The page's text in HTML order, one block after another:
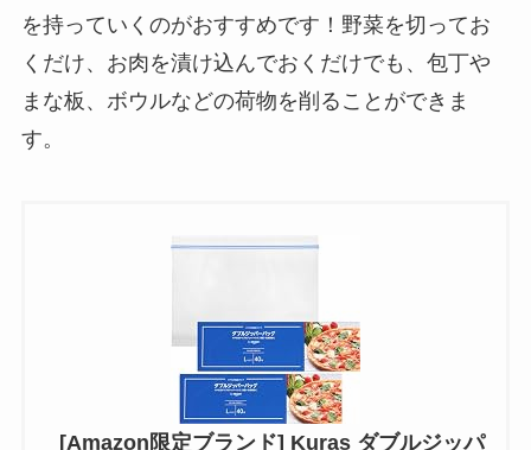
を持っていくのがおすすめです！野菜を切ってお
くだけ、お肉を漬け込んでおくだけでも、包丁や
まな板、ボウルなどの荷物を削ることができま
す。
[Amazon限定ブランド] Kuras ダブルジッパ